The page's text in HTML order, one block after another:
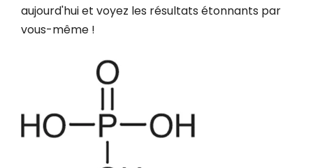
aujourd'hui et voyez les résultats étonnants par
vous-même !